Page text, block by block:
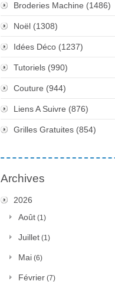
Broderies Machine (1486)
Noël (1308)
Idées Déco (1237)
Tutoriels (990)
Couture (944)
Liens A Suivre (876)
Grilles Gratuites (854)
Archives
2026
Août (1)
Juillet (1)
Mai (6)
Février (7)